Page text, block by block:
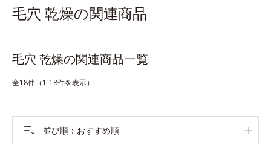
毛穴 乾燥の関連商品
毛穴 乾燥の関連商品一覧
全18件（1-18件を表示）
並び順 おすすめ順